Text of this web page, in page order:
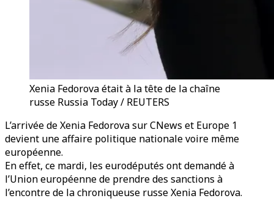
Xenia Fedorova était à la tête de la chaîne
russe Russia Today / REUTERS
L’arrivée de Xenia Fedorova sur CNews et Europe 1
devient une affaire politique nationale voire même
européenne.
En effet, ce mardi, les eurodéputés ont demandé à
l’Union européenne de prendre des sanctions à
l’encontre de la chroniqueuse russe Xenia Fedorova.